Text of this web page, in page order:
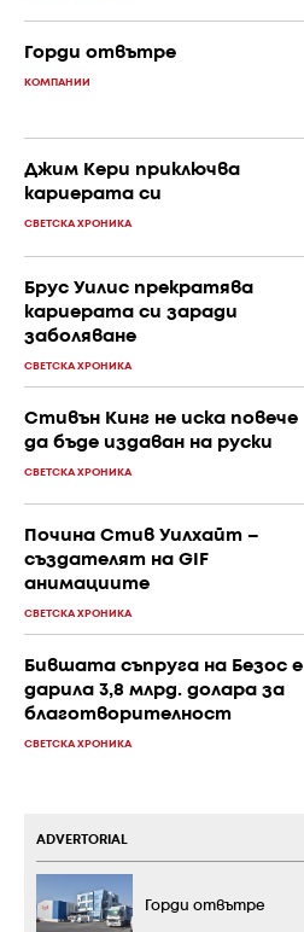
Горди отвътре
КОМПАНИИ
Джим Кери приключва
кариерата си
СВЕТСКА ХРОНИКА
Брус Уилис прекратява
кариерата си заради
заболяване
СВЕТСКА ХРОНИКА
Стивън Кинг не иска повече
да бъде издаван на руски
СВЕТСКА ХРОНИКА
Почина Стив Уилхайт –
създателят на GIF
анимациите
СВЕТСКА ХРОНИКА
Бившата съпруга на Безос е
дарила 3,8 млрд. долара за
благотворителност
СВЕТСКА ХРОНИКА
ADVERTORIAL
Горди отвътре